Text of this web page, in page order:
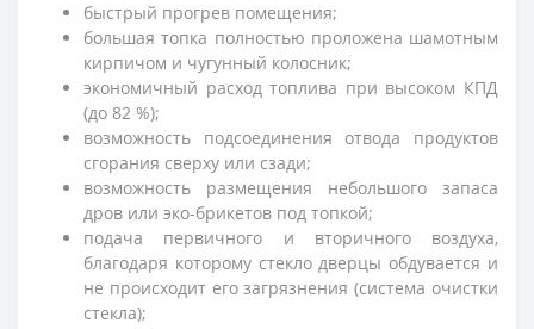
быстрый прогрев помещения;
большая топка полностью проложена шамотным
кирпичом и чугунный колосник;
экономичный расход топлива при высоком КПД
(до 82 %);
возможность подсоединения отвода продуктов
сгорания сверху или сзади;
возможность размещения небольшого запаса
дров или эко-брикетов под топкой;
подача первичного и вторичного воздуха,
благодаря которому стекло дверцы обдувается и
не происходит его загрязнения (система очистки
стекла);